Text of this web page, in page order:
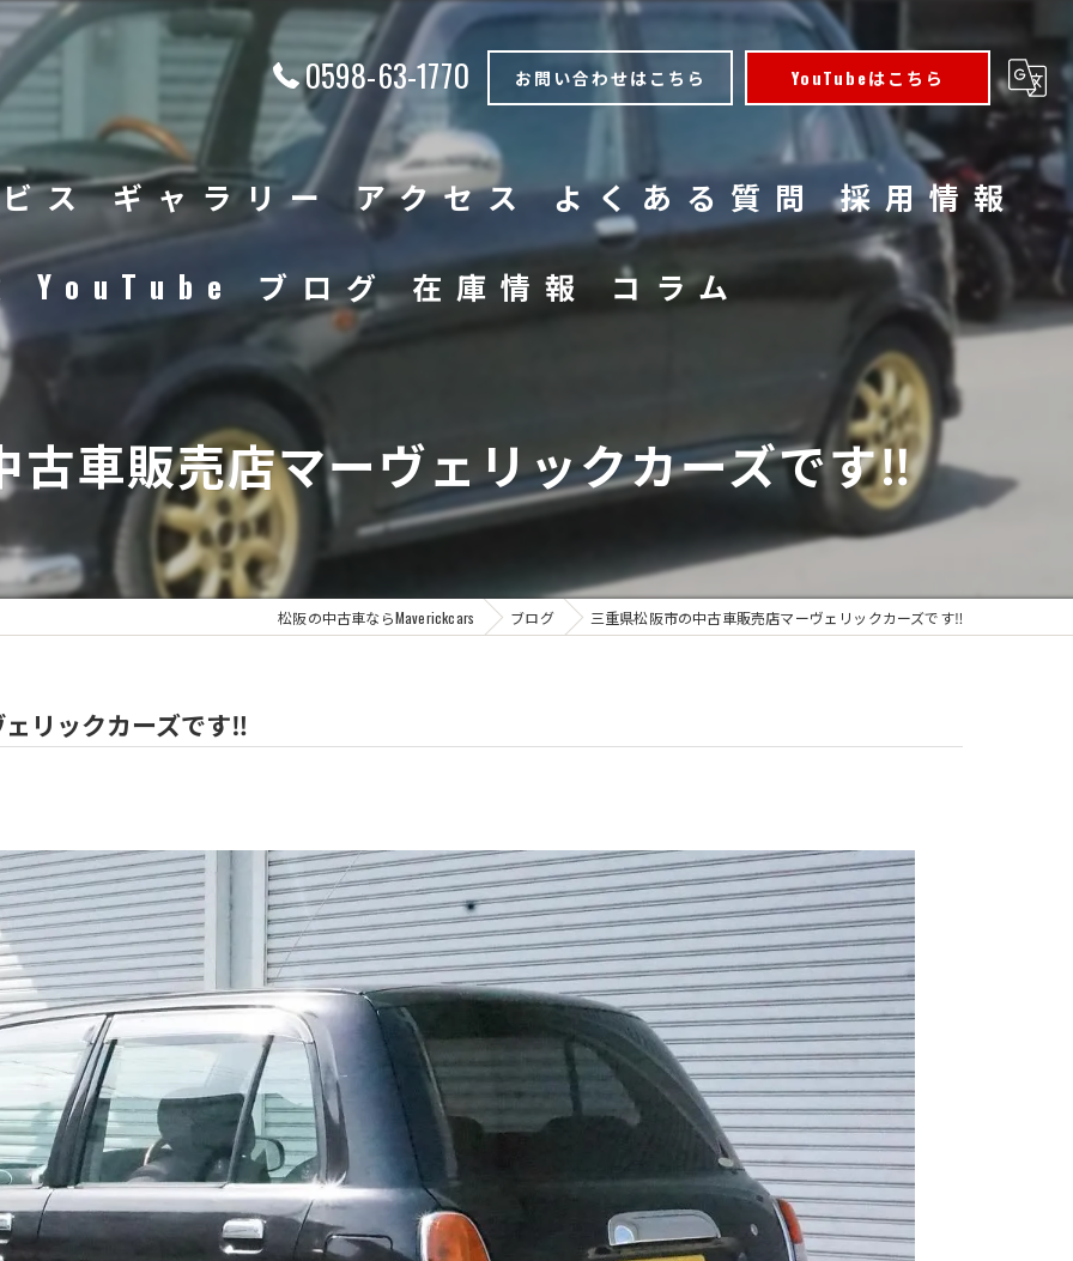
0598-63-1770 お問い合わせはこちら YouTubeはこちら
ス ギャラリー アクセス よくある質問 採用情報
YouTube ブログ 在庫情報 コラム
古車販売店マーヴェリックカーズです‼️
松阪の中古車ならMaverickcars ブログ 三重県松阪市の中古車販売店マーヴェリックカーズです‼️
リックカーズです‼️